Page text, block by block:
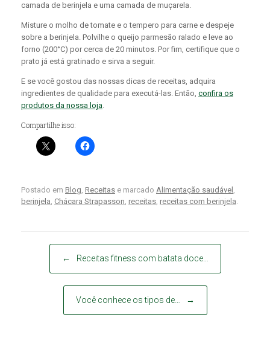
camada de berinjela e uma camada de muçarela.
Misture o molho de tomate e o tempero para carne e despeje
sobre a berinjela. Polvilhe o queijo parmesão ralado e leve ao
forno (200°C) por cerca de 20 minutos. Por fim, certifique que o
prato já está gratinado e sirva a seguir.
E se você gostou das nossas dicas de receitas, adquira
ingredientes de qualidade para executá-las. Então, confira os
produtos da nossa loja.
Compartilhe isso:
Postado em Blog Receitas e marcado Alimentação saudável
berinjela Chácara Strapasson receitas receitas com berinjela
Post navigation
← Receitas fitness com batata doce…
Você conhece os tipos de… →